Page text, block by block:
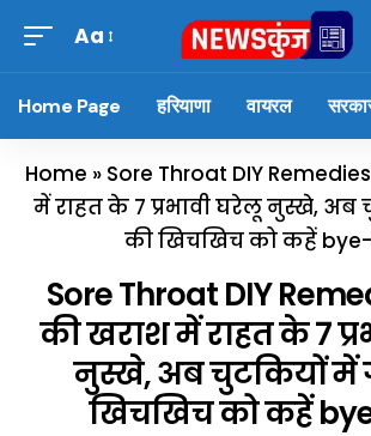
Aa
Home Page हरियाणा वायरल
Home » Sore Throat DIY
में राहत के 7 प्रभावी घरेलू नुस्खे,
की खिचखिच को कहें
Sore Throat DIY
की खराश में राहत के 7
नुस्खे, अब चुटकियों में
खिचखिच को कहें